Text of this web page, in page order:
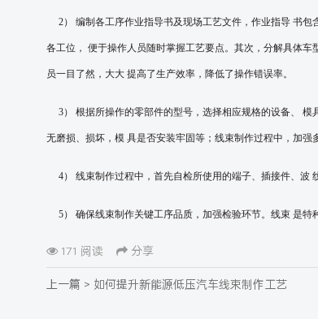
2） 编制各工序作业指导书及现场工艺文件，作业指导 书包
各工位， 便于操作人员随时掌握工艺要点。其次，分解具体车
员一目了然，大大 提高了生产效率，降低了操作错误率。
3） 根据所操作的零部件的型号，选择相应规格的设备、 模
无磨损、损坏，模 具是否安装牢固等；线束制作过程中，加强
4） 线束制作过程中，首先自检所使用的端子、插接件、波
5） 确保线束制作关键工序品质，加强检验环节。线束 是特
171 阅读 分享
上一篇 > 如何提升新能源低压汽车线束制作工艺